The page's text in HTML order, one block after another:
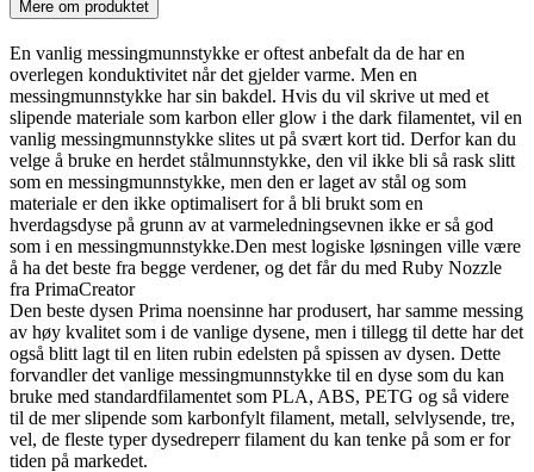
Mere om produktet
En vanlig messingmunnstykke er oftest anbefalt da de har en
overlegen konduktivitet når det gjelder varme. Men en
messingmunnstykke har sin bakdel. Hvis du vil skrive ut med et
slipende materiale som karbon eller glow i the dark filamentet, vil en
vanlig messingmunnstykke slites ut på svært kort tid. Derfor kan du
velge å bruke en herdet stålmunnstykke, den vil ikke bli så rask slitt
som en messingmunnstykke, men den er laget av stål og som
materiale er den ikke optimalisert for å bli brukt som en
hverdagsdyse på grunn av at varmeledningsevnen ikke er så god
som i en messingmunnstykke.Den mest logiske løsningen ville være
å ha det beste fra begge verdener, og det får du med Ruby Nozzle
fra PrimaCreator
Den beste dysen Prima noensinne har produsert, har samme messing
av høy kvalitet som i de vanlige dysene, men i tillegg til dette har det
også blitt lagt til en liten rubin edelsten på spissen av dysen. Dette
forvandler det vanlige messingmunnstykke til en dyse som du kan
bruke med standardfilamentet som PLA, ABS, PETG og så videre
til de mer slipende som karbonfylt filament, metall, selvlysende, tre,
vel, de fleste typer dysedreperr filament du kan tenke på som er for
tiden på markedet.